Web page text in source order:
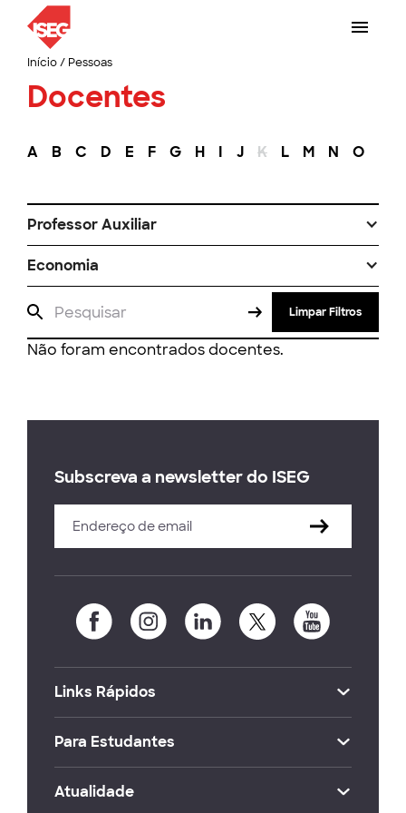
Início/ Pessoas
Docentes
A B C D E F G H I J K L M N O
Professor Auxiliar
Economia
Limpar Filtros
Não foram encontrados docentes.
Subscreva a newsletter do ISEG
Links Rápidos
Para Estudantes
Atualidade